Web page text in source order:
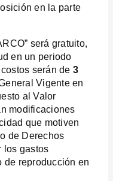
en la parte
será gratuito,
en un periodo
serán de 3
Vigente en
al Valor
modificaciones
que motiven
de Derechos
los gastos
de reproducción en